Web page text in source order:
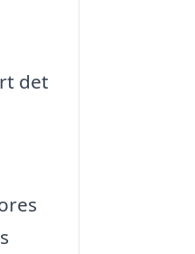
det